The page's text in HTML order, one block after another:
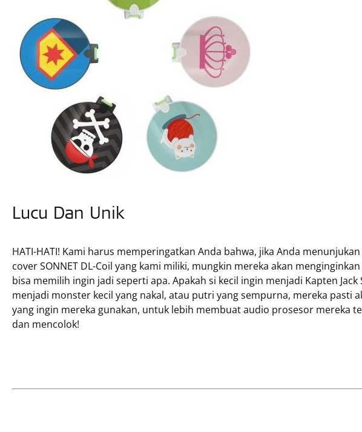
Lucu Dan Unik
HATI-HATI! Kami harus memperingatkan Anda bahwa, jika Anda
cover SONNET DL-Coil yang kami miliki, mungkin mereka akan
bisa memilih ingin jadi seperti apa. Apakah si kecil ingin menjadi Kapten
menjadi monster kecil yang nakal, atau putri yang sempurna, mereka pasti
yang ingin mereka gunakan, untuk lebih membuat audio prosesor mereka
dan mencolok!